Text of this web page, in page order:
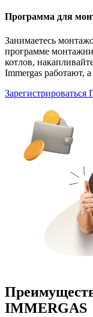
Программа для
Занимаетесь
программе
котлов,
Immergas работают,
Зарегистрироваться
IMMERGAS